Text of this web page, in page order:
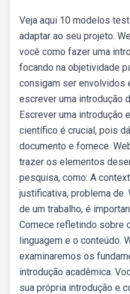
Veja aqui 10 modelos
adaptar ao seu projeto.
você como fazer uma
focando na objetividade
consigam ser envolvidos
escrever uma introdução
Escrever uma introdução
científico é crucial, pois
documento e fornece.
trazer os elementos
pesquisa, como: A
justificativa, problema de.
de um trabalho, é
Comece refletindo sobre
linguagem e o conteúdo.
examinaremos os
introdução acadêmica.
sua própria introdução e